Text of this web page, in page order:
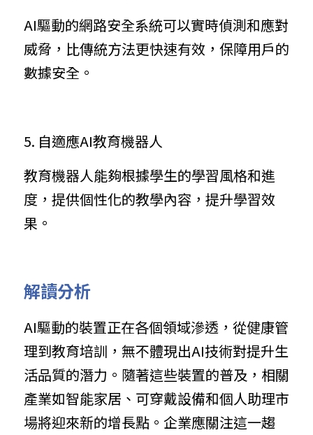
AI驅動的網路安全系統可以實時偵測和應對
威脅，比傳統方法更快速有效，保障用戶的
數據安全。
5. 自適應AI教育機器人
教育機器人能夠根據學生的學習風格和進
度，提供個性化的教學內容，提升學習效
果。
解讀分析
AI驅動的裝置正在各個領域滲透，從健康管
理到教育培訓，無不體現出AI技術對提升生
活品質的潛力。隨著這些裝置的普及，相關
產業如智能家居、可穿戴設備和個人助理市
場將迎來新的增長點。企業應關注這一趨